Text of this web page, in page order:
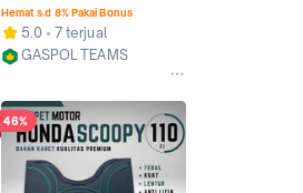
SCOOPY GENIO 2021-
NOW HONDA MATIC MATIK
Aksesoris
Hemat s.d 8% Pakai Bonus
5.0
7 terjual
GASPOL TEAMS
46%